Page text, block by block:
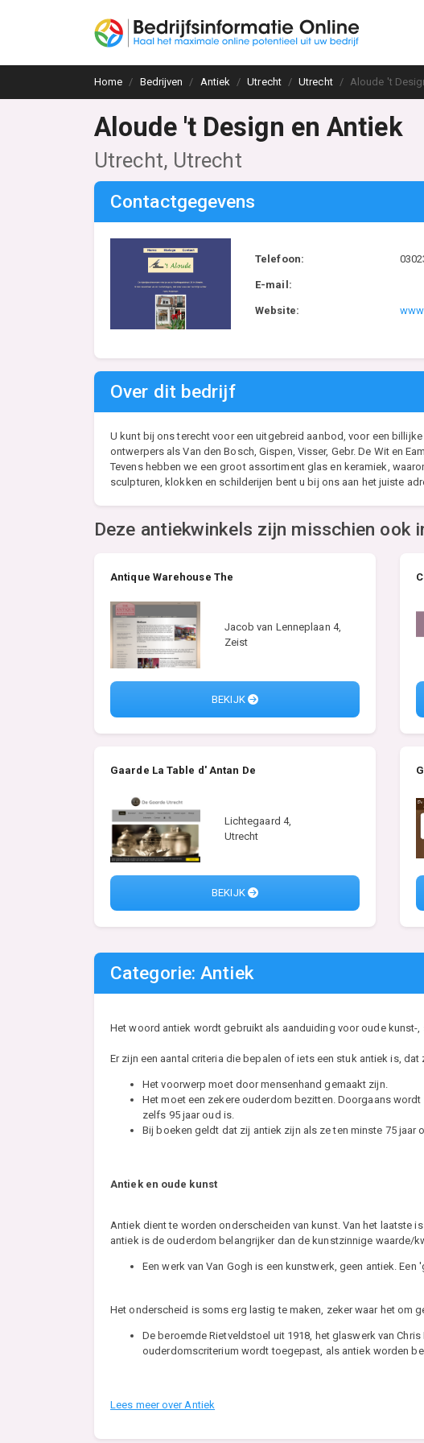
Home Bedrijven Antiek Utrecht Utrecht Aloude 't
Aloude 't Design en Antiek
Utrecht, Utrecht
Contactgegevens
Telefoon:
E-mail:
Website:
Over dit bedrijf
U kunt bij ons terecht voor een uitgebreid aanbod, voor een
ontwerpers als Van den Bosch, Gispen, Visser, Gebr. De Wit en
Tevens hebben we een groot assortiment glas en keramiek,
sculpturen, klokken en schilderijen bent u bij ons aan het juiste
Deze antiekwinkels zijn misschien ook
Antique Warehouse The
Jacob van Lenneplaan 4,
Zeist
BEKIJK
Gaarde La Table d' Antan De
Lichtegaard 4,
Utrecht
BEKIJK
Categorie: Antiek
Het woord antiek wordt gebruikt als aanduiding voor oude kunst-,
Er zijn een aantal criteria die bepalen of iets een stuk antiek is, dat
Het voorwerp moet door mensenhand gemaakt zijn.
Het moet een zekere ouderdom bezitten. Doorgaans
zelfs 95 jaar oud is.
Bij boeken geldt dat zij antiek zijn als ze ten minste 75 jaar
Antiek en oude kunst
Antiek dient te worden onderscheiden van kunst. Van het laatste
antiek is de ouderdom belangrijker dan de kunstzinnige waarde/
Een werk van Van Gogh is een kunstwerk, geen antiek.
Het onderscheid is soms erg lastig te maken, zeker waar het
De beroemde Rietveldstoel uit 1918, het glaswerk van
ouderdomscriterium wordt toegepast, als antiek worden
Lees meer over Antiek